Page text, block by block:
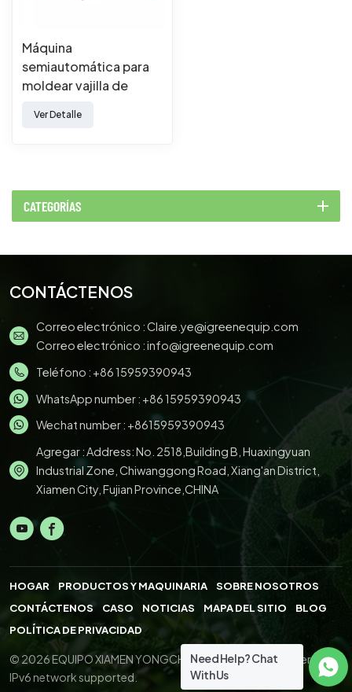
Máquina
semiautomática para
moldear vajilla de
Ver Detalle
CATEGORÍAS
CONTÁCTENOS
Correo electrónico :Claire.ye@igreenequip.com
Correo electrónico :info@igreenequip.com
Teléfono : +86 15959390943
WhatsApp number : +86 15959390943
Wechat number : +8615959390943
Agregar : Address: No. 2518,Building B, Huaxingyuan
Industrial Zone, Chiwanggong Road, Xiang'an District,
Xiamen City, Fujian Province,CHINA
HOGAR PRODUCTOS Y MAQUINARIA
SOBRE NOSOTROS
CONTÁCTENOS
CASO NOTICIAS MAPA DEL SITIO
BLOG
POLÍTICA DE PRIVACIDAD
© 2026 EQUIPO XIAMEN YONGCHENG.,LTD. All Right Reserved.
IPv6 network supported.
Need Help? Chat
With Us